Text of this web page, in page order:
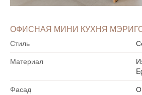
ОФИСНАЯ МИНИ КУХНЯ
Стиль
Материал
Фасад